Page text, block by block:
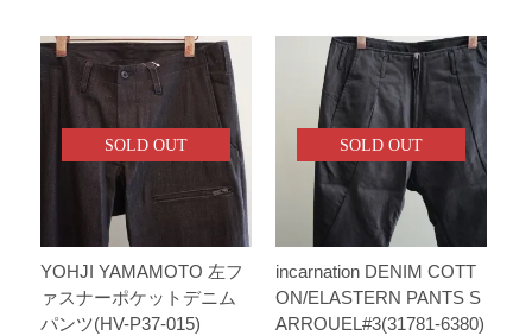
SOLD OUT
YOHJI YAMAMOTO 左フ
ァスナーポケットデニム
パンツ(HV-P37-015)
SOLD OUT
incarnation DENIM COTT
ON/ELASTERN PANTS S
ARROUEL#3(31781-6380)